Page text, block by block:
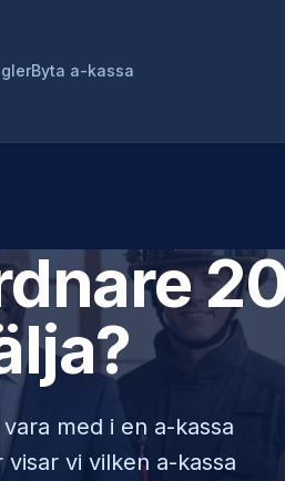
Byta a-kassa
med i en a-kassa
vi vilken a-kassa